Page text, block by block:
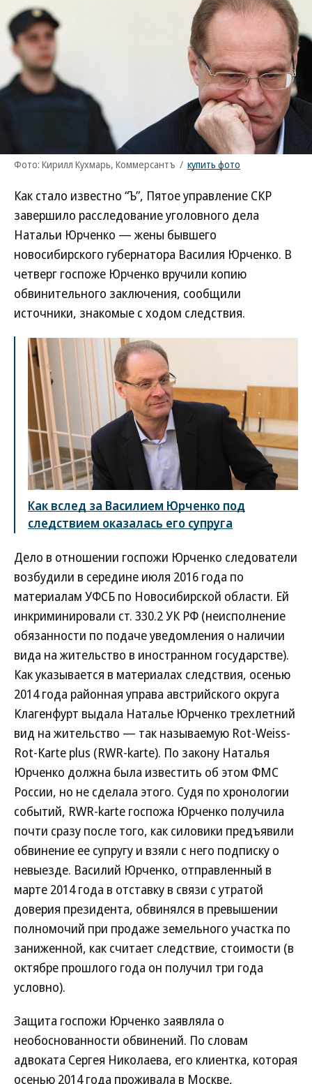
Фото: Кирилл Кухмарь, Коммерсантъ / купить фото
Как стало известно “Ъ”, Пятое управление СКР
завершило расследование уголовного дела
Натальи Юрченко — жены бывшего
новосибирского губернатора Василия Юрченко. В
четверг госпоже Юрченко вручили копию
обвинительного заключения, сообщили
источники, знакомые с ходом следствия.
Как вслед за Василием Юрченко под
следствием оказалась его супруга
Дело в отношении госпожи Юрченко следователи
возбудили в середине июля 2016 года по
материалам УФСБ по Новосибирской области. Ей
инкриминировали ст. 330.2 УК РФ (неисполнение
обязанности по подаче уведомления о наличии
вида на жительство в иностранном государстве).
Как указывается в материалах следствия, осенью
2014 года районная управа австрийского округа
Клагенфурт выдала Наталье Юрченко трехлетний
вид на жительство — так называемую Rot-Weiss-
Rot-Karte plus (RWR-karte). По закону Наталья
Юрченко должна была известить об этом ФМС
России, но не сделала этого. Судя по хронологии
событий, RWR-karte госпожа Юрченко получила
почти сразу после того, как силовики предъявили
обвинение ее супругу и взяли с него подписку о
невыезде. Василий Юрченко, отправленный в
марте 2014 года в отставку в связи с утратой
доверия президента, обвинялся в превышении
полномочий при продаже земельного участка по
заниженной, как считает следствие, стоимости (в
октябре прошлого года он получил три года
условно).
Защита госпожи Юрченко заявляла о
необоснованности обвинений. По словам
адвоката Сергея Николаева, его клиентка, которая
осенью 2014 года проживала в Москве,